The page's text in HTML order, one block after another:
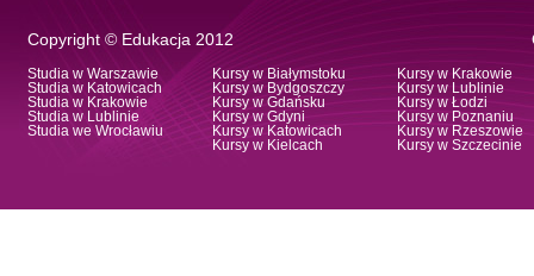
Copyright © Edukacja 2012
Studia w Warszawie
Studia w Katowicach
Studia w Krakowie
Studia w Lublinie
Studia we Wrocławiu
Kursy w Białymstoku
Kursy w Bydgoszczy
Kursy w Gdańsku
Kursy w Gdyni
Kursy w Katowicach
Kursy w Kielcach
Kursy w Krakowie
Kursy w Lublinie
Kursy w Łodzi
Kursy w Poznaniu
Kursy w Rzeszowie
Kursy w Szczecinie